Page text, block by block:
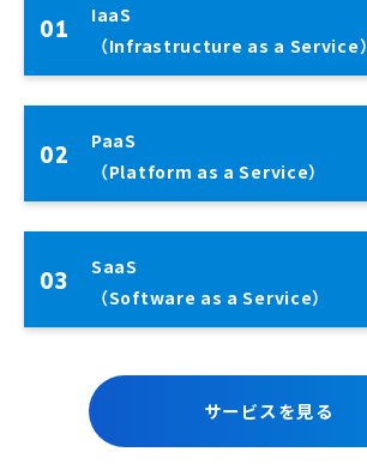
01
IaaS
（Infrastructure as a Service）
02
PaaS
（Platform as a Service）
03
SaaS
（Software as a Service）
サービスを見る